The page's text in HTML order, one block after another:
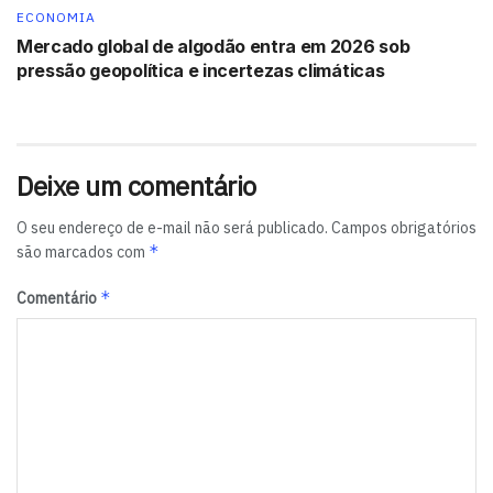
ECONOMIA
Mercado global de algodão entra em 2026 sob
pressão geopolítica e incertezas climáticas
Deixe um comentário
O seu endereço de e-mail não será publicado. Campos obrigatórios
são marcados com *
Comentário *